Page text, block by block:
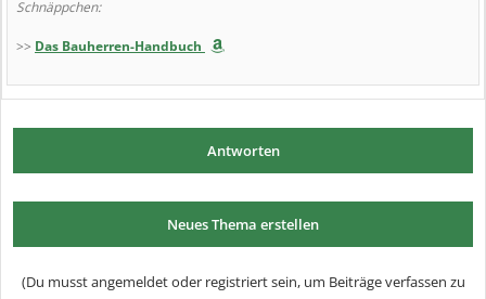
Schnäppchen:
>> Das Bauherren-Handbuch
Antworten
Neues Thema erstellen
(Du musst angemeldet oder registriert sein, um Beiträge verfassen zu